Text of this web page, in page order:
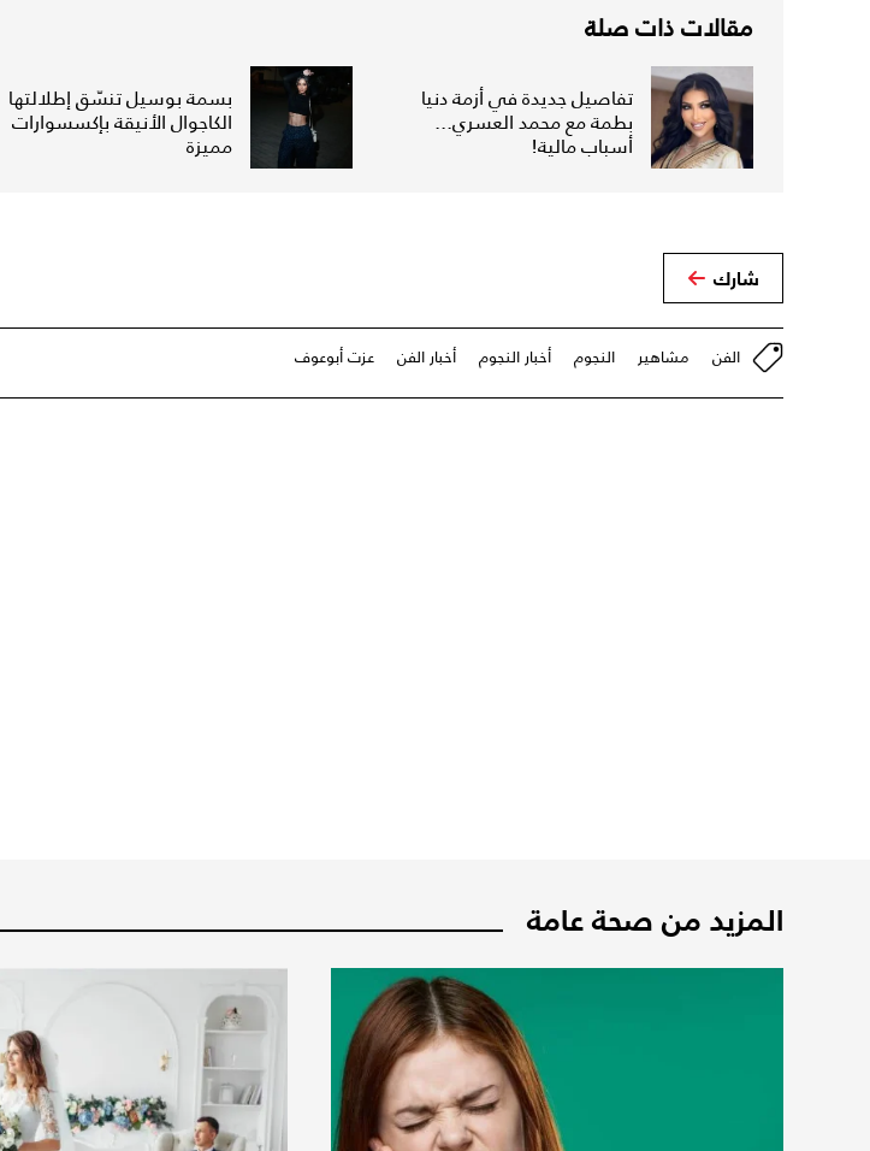
مقالات ذات صلة
تفاصيل جديدة في أزمة دنيا
بطمة مع محمد العسري...
أسباب مالية!
بسمة بوسيل تنسّق إطلالتها
الكاجوال الأنيقة بإكسسوارات
مميزة
شارك
الفن مشاهير النجوم أخبار النجوم أخبار الفن عزت أبوعوف
المزيد من صحة عامة